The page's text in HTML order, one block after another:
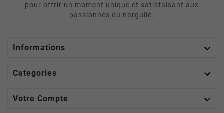
pour offrir un moment unique et satisfaisant aux
passionnés du narguilé.
Informations 
Categories 
Votre Compte 